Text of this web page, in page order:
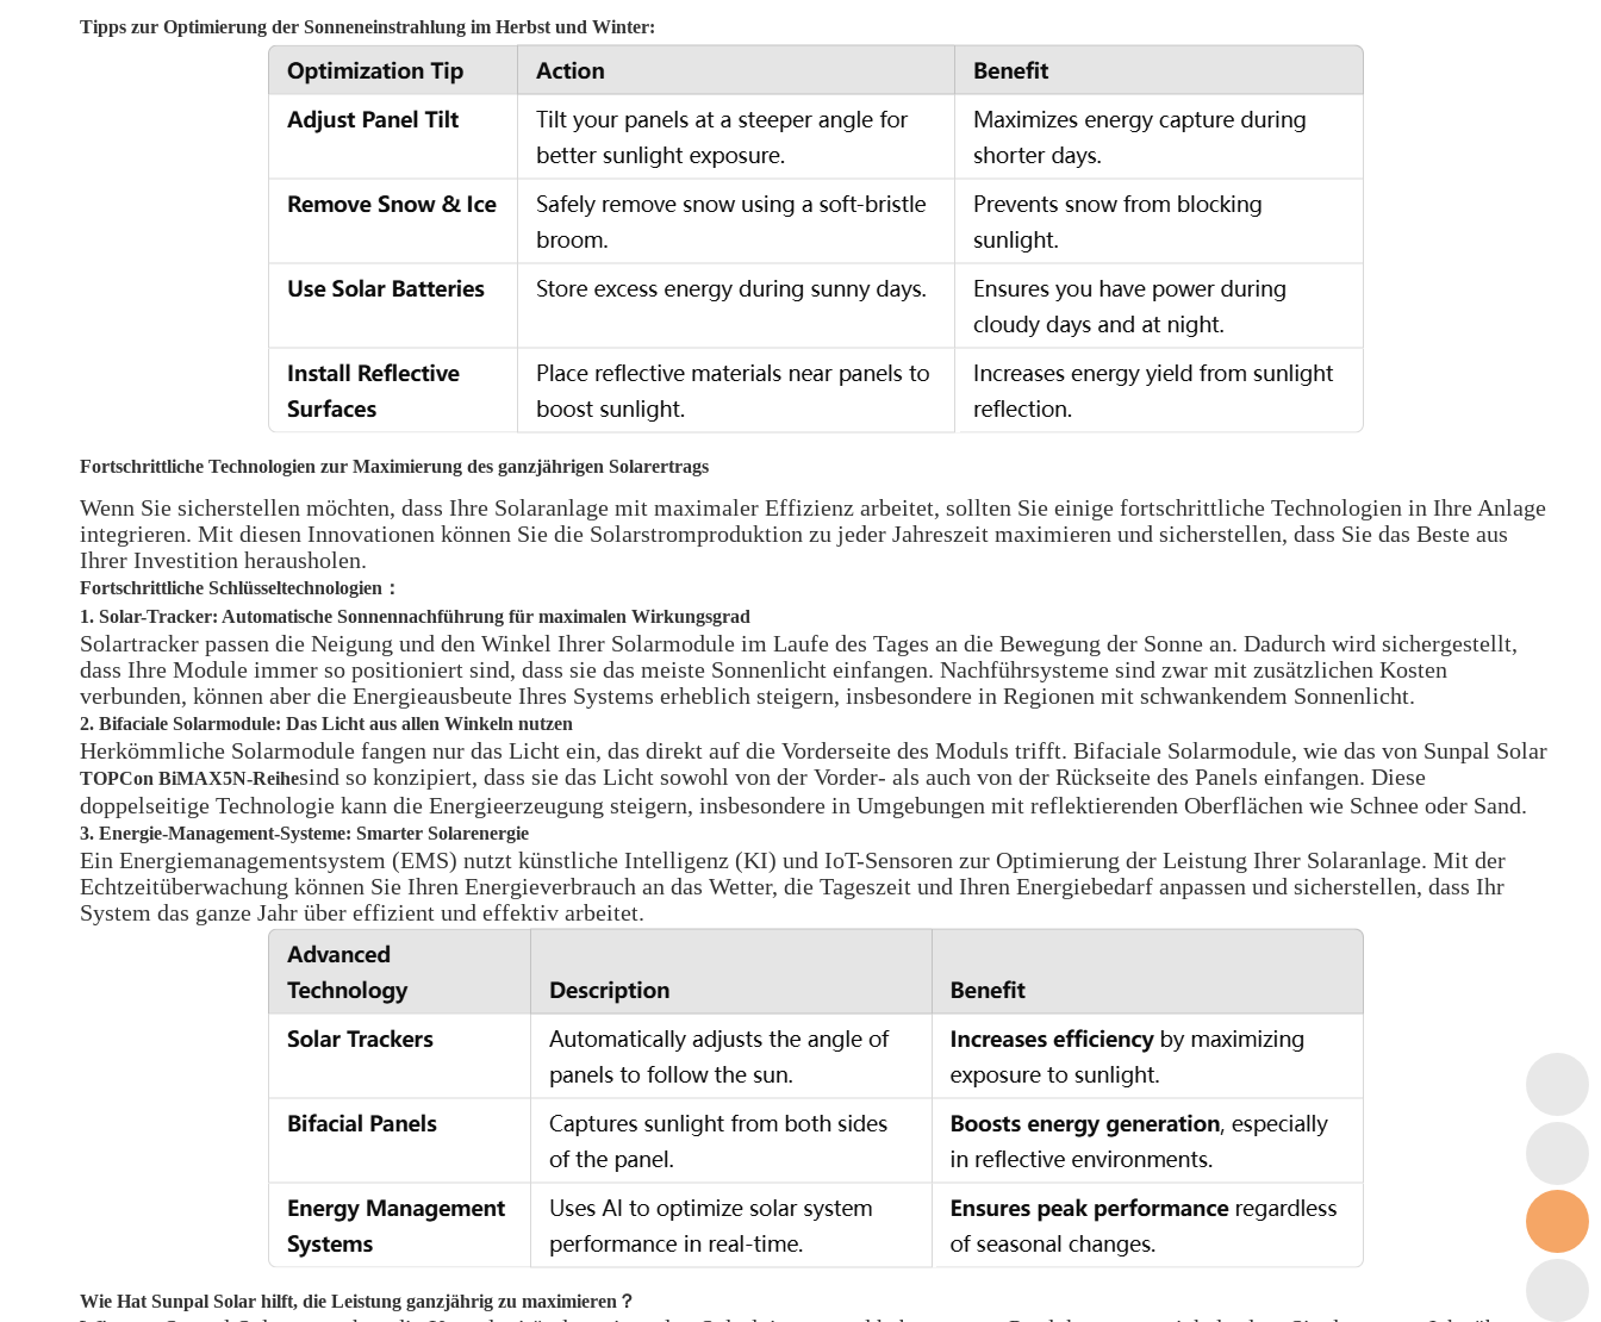
Tipps zur Optimierung der Sonneneinstrahlung im Herbst und Winter:
Fortschrittliche Technologien zur Maximierung des ganzjährigen Solarertrags
Wenn Sie sicherstellen möchten, dass Ihre Solaranlage mit maximaler Effizienz arbeitet, sollten Sie einige fortschrittliche Technologien in Ihre Anlage
integrieren. Mit diesen Innovationen können Sie die Solarstromproduktion zu jeder Jahreszeit maximieren und sicherstellen, dass Sie das Beste aus
Ihrer Investition herausholen.
Fortschrittliche Schlüsseltechnologien ：
1. Solar-Tracker: Automatische Sonnennachführung für maximalen Wirkungsgrad
Solartracker passen die Neigung und den Winkel Ihrer Solarmodule im Laufe des Tages an die Bewegung der Sonne an. Dadurch wird sichergestellt,
dass Ihre Module immer so positioniert sind, dass sie das meiste Sonnenlicht einfangen. Nachführsysteme sind zwar mit zusätzlichen Kosten
verbunden, können aber die Energieausbeute Ihres Systems erheblich steigern, insbesondere in Regionen mit schwankendem Sonnenlicht.
2. Bifaciale Solarmodule: Das Licht aus allen Winkeln nutzen
Herkömmliche Solarmodule fangen nur das Licht ein, das direkt auf die Vorderseite des Moduls trifft. Bifaciale Solarmodule, wie das von Sunpal Solar
TOPCon BiMAX5N-Reihesind so konzipiert, dass sie das Licht sowohl von der Vorder- als auch von der Rückseite des Panels einfangen. Diese
doppelseitige Technologie kann die Energieerzeugung steigern, insbesondere in Umgebungen mit reflektierenden Oberflächen wie Schnee oder Sand.
3. Energie-Management-Systeme: Smarter Solarenergie
Ein Energiemanagementsystem (EMS) nutzt künstliche Intelligenz (KI) und IoT-Sensoren zur Optimierung der Leistung Ihrer Solaranlage. Mit der
Echtzeitüberwachung können Sie Ihren Energieverbrauch an das Wetter, die Tageszeit und Ihren Energiebedarf anpassen und sicherstellen, dass Ihr
System das ganze Jahr über effizient und effektiv arbeitet.
WieHatSunpal Solar hilft, die Leistung ganzjährig zu maximieren ？